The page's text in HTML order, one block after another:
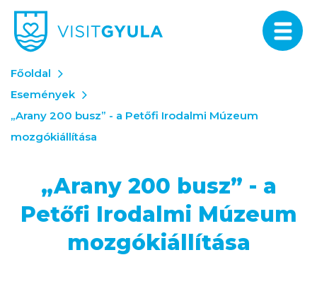
Főoldal
Események
„Arany 200 busz” - a Petőfi Irodalmi Múzeum
mozgókiállítása
„Arany 200 busz” - a
Petőfi Irodalmi Múzeum
mozgókiállítása